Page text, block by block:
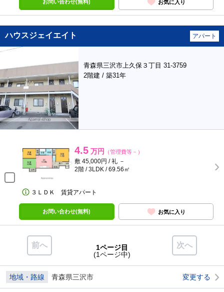
お問い合わせ(無料) お気に入り
ハウスジェイエイト アパート
青森県三沢市上久保３丁目 31-3759
2階建 / 築31年
4.5 万円 （管理費等－）
敷 45,000円 / 礼 －
2階 / 3LDK / 69.56㎡
３ＬＤＫ 賃貸アパート
お問い合わせ(無料) お気に入り
前へ 次へ
1ページ目
(1ページ中)
地域・路線 青森県三沢市 変更する